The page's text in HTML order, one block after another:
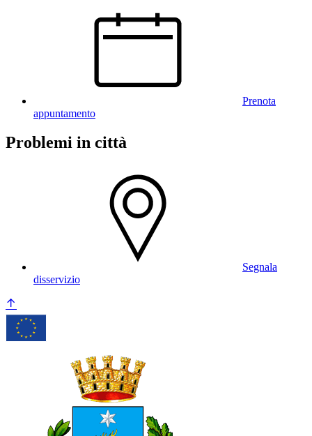
Prenota
appuntamento
Problemi in città
Segnala
disservizio